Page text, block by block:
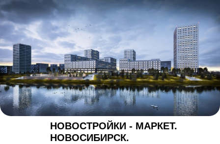
НОВОСТРОЙКИ - МАРКЕТ.
НОВОСИБИРСК.